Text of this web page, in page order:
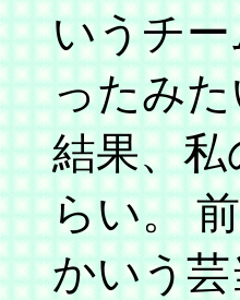
いうチ
ったみ
結果、私
らい。
かいう